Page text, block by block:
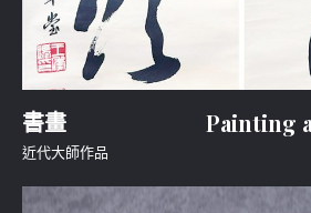
書畫 Painting
近代大師作品